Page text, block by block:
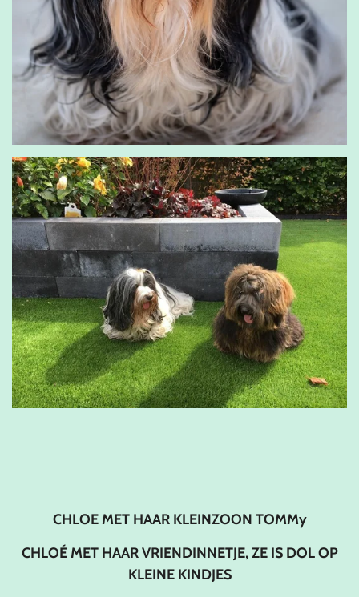
CHLOE MET HAAR KLEINZOON TOMMy
CHLOÉ MET HAAR VRIENDINNETJE, ZE IS DOL OP
KLEINE KINDJES